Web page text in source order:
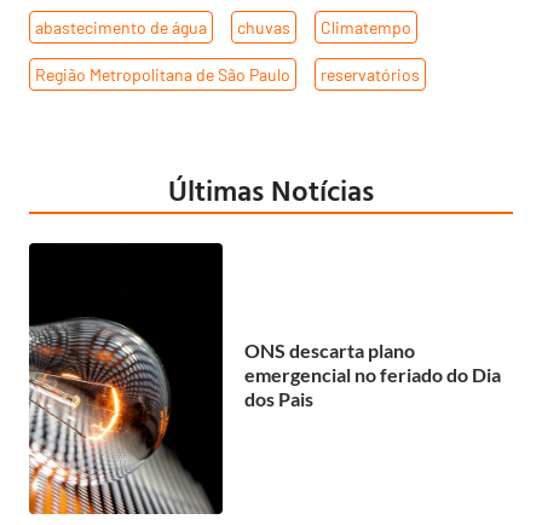
abastecimento de água chuvas Climatempo
Região Metropolitana de São Paulo reservatórios
Últimas Notícias
ONS descarta plano
emergencial no feriado do Dia
dos Pais